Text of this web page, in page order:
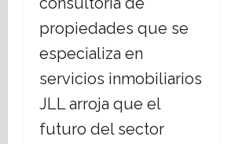
propiedades que se
especializa en
servicios inmobiliarios
JLL arroja que el
futuro del sector